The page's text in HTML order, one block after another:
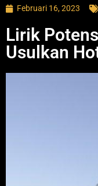
Februari 16, 2023
Lirik
Usulkan